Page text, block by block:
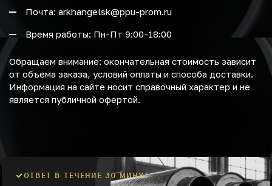
Почта: arkhangelsk@ppu-prom.ru
Время работы: Пн-Пт 9:00-18:00
Обращаем внимание: окончательная стоимость зависит
от объема заказа, условий оплаты и способа доставки.
Информация на сайте носит справочный характер и не
является публичной офертой.
ОТВЕТ В ТЕЧЕНИЕ 30 МИНУТ